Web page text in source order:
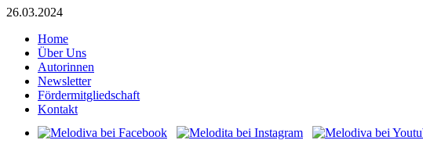
26.03.2024
Home
Über Uns
Autorinnen
Newsletter
Fördermitgliedschaft
Kontakt